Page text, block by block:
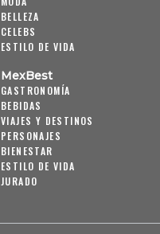
BELLEZA
CELEBS
ESTILO DE VIDA
MexBest
GASTRONOMÍA
BEBIDAS
VIAJES Y DESTINOS
PERSONAJES
BIENESTAR
ESTILO DE VIDA
JURADO